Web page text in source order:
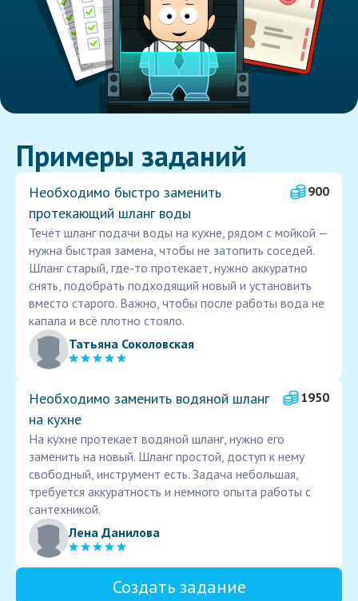
Примеры заданий
Необходимо быстро заменить
протекающий шланг воды
900
Течёт шланг подачи воды на кухне, рядом с мойкой —
нужна быстрая замена, чтобы не затопить соседей.
Шланг старый, где-то протекает, нужно аккуратно
снять, подобрать подходящий новый и установить
вместо старого. Важно, чтобы после работы вода не
капала и всё плотно стояло.
Татьяна Соколовская
Необходимо заменить водяной шланг
на кухне
1950
На кухне протекает водяной шланг, нужно его
заменить на новый. Шланг простой, доступ к нему
свободный, инструмент есть. Задача небольшая,
требуется аккуратность и немного опыта работы с
сантехникой.
Лена Данилова
Создать задание